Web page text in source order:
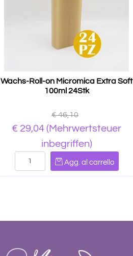
Wachs-Roll-on Micromica Extra Soft
100ml 24Stk
€ 46,10
€ 29,04 (Mehrwertsteuer
inbegriffen)
Quantità
Agg. al carrello